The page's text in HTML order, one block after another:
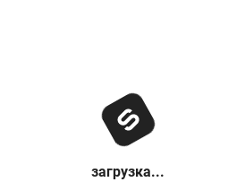
загрузка...